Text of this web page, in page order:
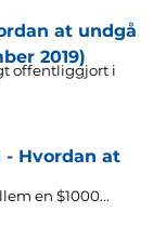
at undgå
2019)
offentliggjort i
- Hvordan at
en $1000...